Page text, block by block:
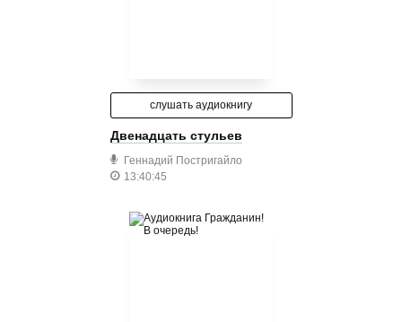
слушать аудиокнигу
Двенадцать стульев
Геннадий Постригайло
13:40:45